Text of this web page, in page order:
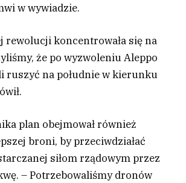
w wywiadzie.
rewolucji koncentrowała się na
że po wyzwoleniu Aleppo
ruszyć na południe w kierunku
plan obejmował również
broni, by przeciwdziałać
siłom rządowym przez
– Potrzebowaliśmy dronów